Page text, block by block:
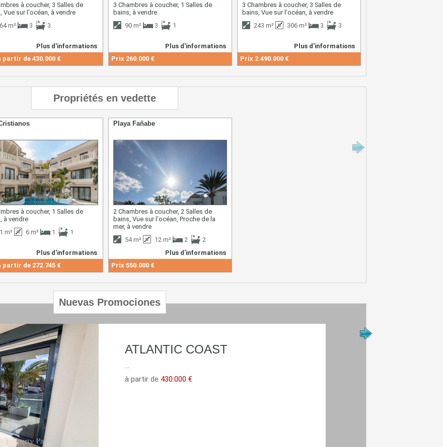
à coucher, 3 Salles de
Vue sur l'océan, à vendre
m²
3 3
Plus d'informations
partir de 430.000 €
3 Chambres à coucher, 1 Salles de
bains, à vendre
90 m²
3 1
Plus d'informations
Prix 260.000 €
3 Chambres à coucher, 3 Salles de
bains, Vue sur l'océan, à vendre
243 m²
306 m² 3 3
Plus d'informations
Prix 2.490.000 €
Propriétés en vedette
à coucher, 1 Salles de
à vendre
m²
6 m² 1 1
Plus d'informations
partir de 272.745 €
Playa Fañabe
2 Chambres à coucher, 2 Salles de
bains, Vue sur l'océan, Proche de la
mer, à vendre
54 m²
12 m² 2
2
Plus d'informations
Prix 550.000 €
Nuevas Promociones
ATLANTIC COAST
à partir de 430.000 €